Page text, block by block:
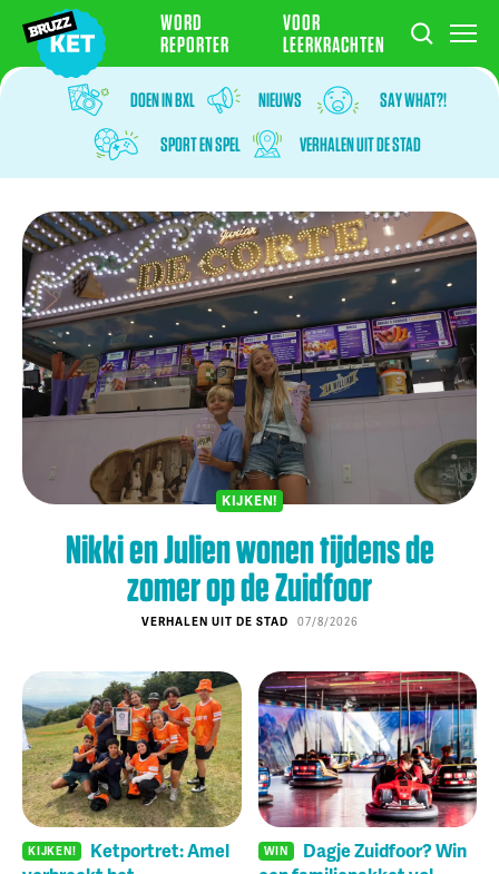
WORD
REPORTER
VOOR
LEERKRACHTEN
DOEN IN BXL NIEUWS
SAY WHAT?!
SPORT EN SPEL
VERHALEN UIT DE STAD
KIJKEN!
Nikki en Julien wonen tijdens de
zomer op de Zuidfoor
VERHALEN UIT DE STAD 07/8/2026
KIJKEN!
Ketportret: Amel
WIN
Dagje Zuidfoor? Win